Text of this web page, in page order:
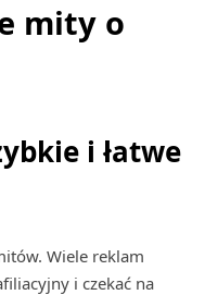
mity o
i łatwe
Wiele reklam
i czekać na